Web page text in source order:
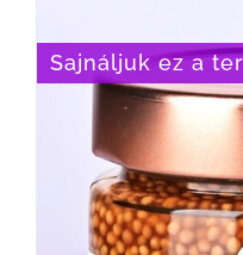
Sajnáljuk ez a